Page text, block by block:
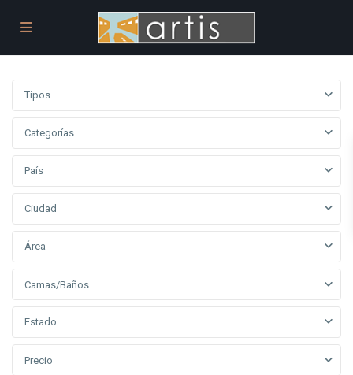
Tipos
Categorías
País
Ciudad
Área
Camas/Baños
Estado
Precio